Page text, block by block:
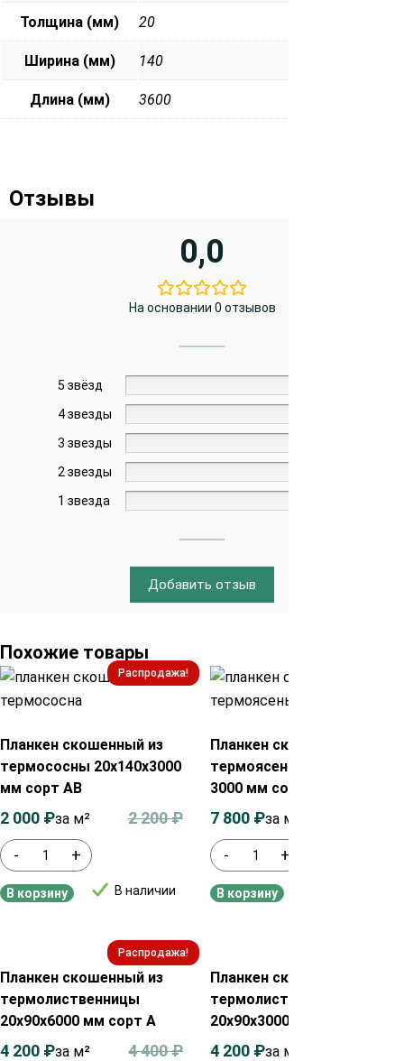
Толщина (мм) 20
Ширина (мм) 140
Длина (мм) 3600
Отзывы
0,0
На основании 0 отзывов
5 звёзд
4 звезды
3 звезды
2 звезды
1 звезда
Добавить отзыв
Похожие товары
Распродажа!
Планкен скошенный из
термососны 20х140х3000
мм сорт АВ
- +
В наличии
2 200₽
2 000 ₽за м²
В корзину
Планкен скошенный из
термоясеня 20х150х900-
3000 мм сорт Экстра
- +
7 800 ₽за м²
В корзину
Распродажа!
Планкен скошенный из
термолиственницы
20х90х6000 мм сорт А
4 400₽
4 200 ₽за м²
Планкен скошенный из
термолиственницы
20х90х3000 мм сорт А
4 200 ₽за м²